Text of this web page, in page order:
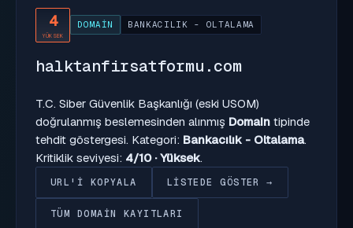
4
YÜKSEK
DOMAIN BANKACILIK - OLTALAMA
halktanfirsatformu.com
T.C. Siber Güvenlik Başkanlığı (eski USOM)
doğrulanmış beslemesinden alınmış Domain tipinde
tehdit göstergesi. Kategori: Bankacılık - Oltalama.
Kritiklik seviyesi: 4/10 · Yüksek.
URL'I KOPYALA LISTEDE GÖSTER →
TÜM DOMAIN KAYITLARI